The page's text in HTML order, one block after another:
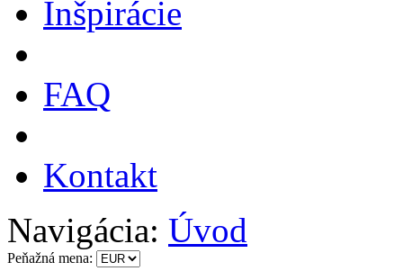
Inšpirácie
FAQ
Kontakt
Navigácia: Úvod
Peňažná mena: